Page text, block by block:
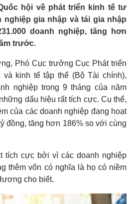
hội về phát triển kinh tế tư
nghiệp gia nhập và tái gia nhập
doanh nghiệp, tăng hơn
trước.
Phó Cục trưởng Cục Phát triển
kinh tế tập thể (Bộ Tài chính),
nghiệp trong 9 tháng của năm
dấu hiệu rất tích cực. Cụ thể,
của các doanh nghiệp đang hoạt
đồng, tăng hơn 186% so với cùng
tích cực bởi vì các doanh nghiệp
thêm vốn có nghĩa là họ có niềm
cho biết.